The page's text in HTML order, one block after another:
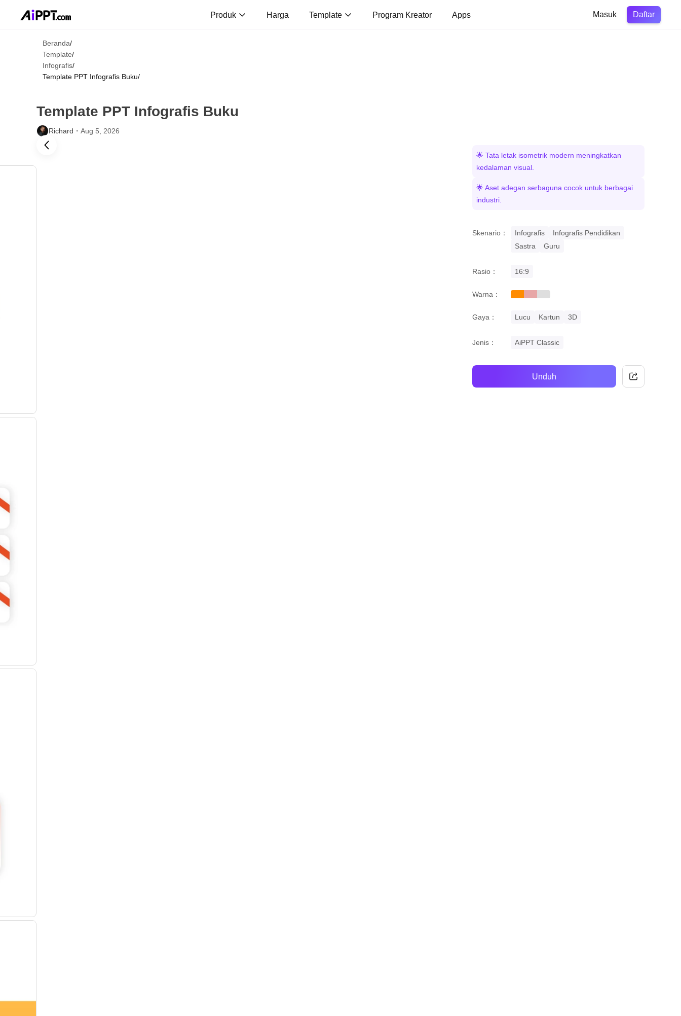
Produk Harga Template Program Kreator Apps Masuk Daftar
Beranda/
Template/
Infografis/
Template PPT Infografis Buku/
Template PPT Infografis Buku
Richard・ Aug 5, 2026
🌟 Tata letak isometrik modern meningkatkan
kedalaman visual.
🌟 Aset adegan serbaguna cocok untuk berbagai
industri.
Skenario： Infografis
Infografis Pendidikan
Sastra
Guru
Rasio： 16:9
Warna： orangepastelgrey
Gaya： Lucu Kartun 3D
Jenis： AiPPT Classic
Unduh